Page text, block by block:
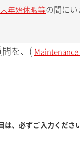
年始休暇等の間に
を、( Maintenance
は、必ずご入力くださ